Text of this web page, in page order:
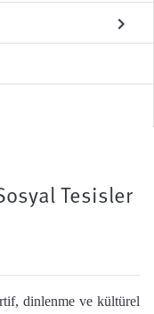
chevron_right
Tesisler
dinlenme ve kültürel